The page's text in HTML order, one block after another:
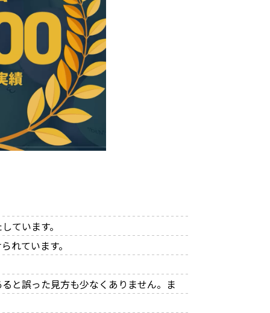
ています。
れています。
と誤った見方も少なくありません。ま